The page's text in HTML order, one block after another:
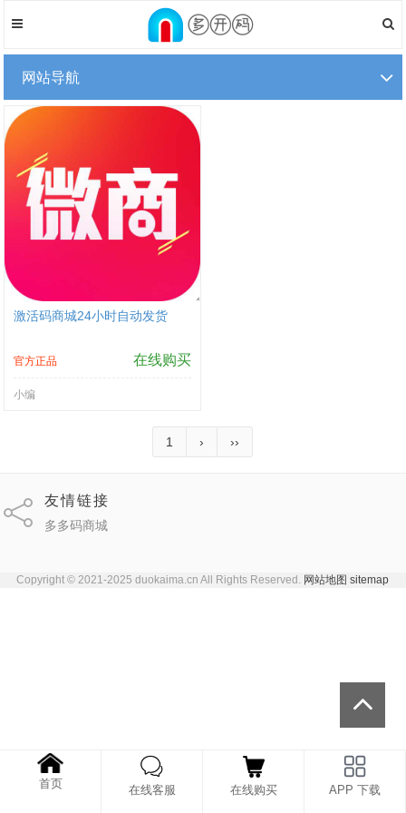
网站导航
激活码商城24小时自动发货
官方正品 在线购买
小编
1 › ››
友情链接
多多码商城
Copyright © 2021-2025 duokaima.cn All Rights Reserved. 网站地图 sitemap
首页 在线客服 在线购买 APP 下载